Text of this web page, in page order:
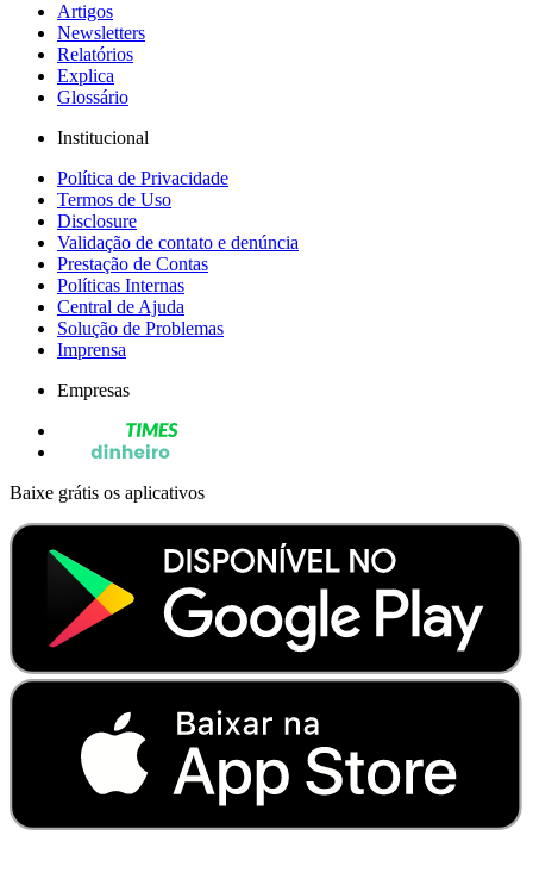
Artigos
Newsletters
Relatórios
Explica
Glossário
Institucional
Política de Privacidade
Termos de Uso
Disclosure
Validação de contato e denúncia
Prestação de Contas
Políticas Internas
Central de Ajuda
Solução de Problemas
Imprensa
Empresas
Baixe grátis os aplicativos